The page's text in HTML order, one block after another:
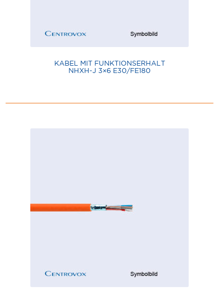
KABEL MIT FUNKTIONSERHALT
NHXH-J 3×6 E30/FE180